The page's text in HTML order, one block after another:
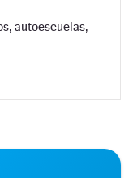
autoescuelas,